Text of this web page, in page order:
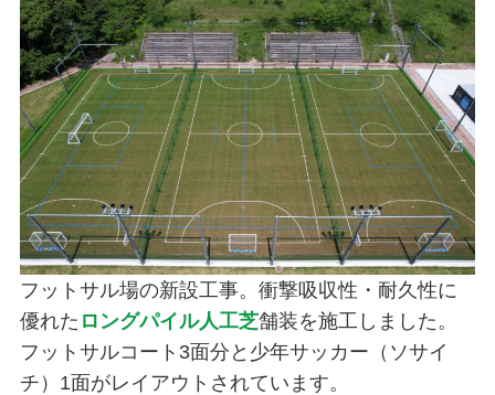
フットサル場の新設工事。衝撃吸収性・耐久性に
優れた ロングパイル人工芝舗装を施工しました。
フットサルコート3面分と少年サッカー（ソサイ
チ）1面がレイアウトされています。